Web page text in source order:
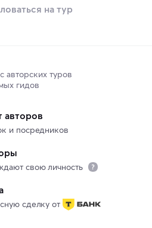
на тур
авторских туров
гидов
авторов
и посредников
свою личность
сделку от